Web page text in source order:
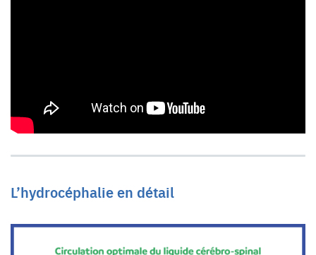
L’hydrocéphalie en détail